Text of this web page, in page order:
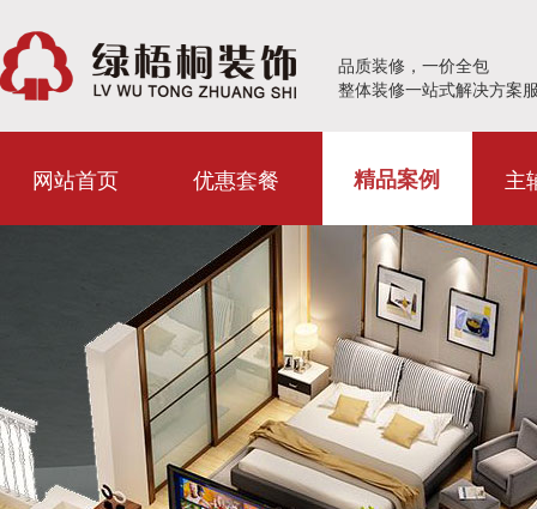
品质装修，一价全包
整体装修一站式解决方案
网站首页 优惠套餐 精品案例 主